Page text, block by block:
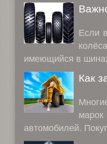
Если
имеющийся в
Как
автомобилей.